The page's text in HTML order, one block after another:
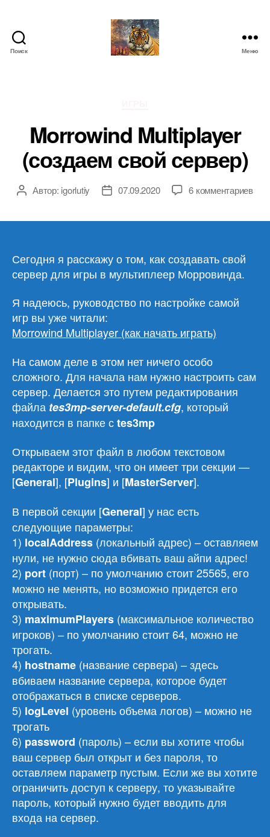
Поиск Меню
Morrowind Multiplayer
(создаем свой сервер)
АвторАвтор: igorlutiy
Дата07.09.2020 6 комментариевк
Сегодня я расскажу о том, как создавать свой
сервер для игры в мультиплеер Морровинда.
Я надеюсь, руководство по настройке самой
игр вы уже читали:
Morrowind Multiplayer (как начать играть)
На самом деле в этом нет ничего особо
сложного. Для начала нам нужно настроить сам
сервер. Делается это путем редактирования
файла tes3mp-server-default.cfg, который
находится в папке сtes3mp
Открываем этот файл в любом текстовом
редакторе и видим, что он имеет три секции —
[General], [Plugins] и [MasterServer].
В первой секции [General] у нас есть
следующие параметры:
1) localAddress (локальный адрес) – оставляем
нули, не нужно сюда вбивать ваш айпи адрес!
2) port (порт) – по умолчанию стоит 25565, его
можно не менять, но возможно придется его
открывать.
3) maximumPlayers (максимальное количество
игроков) – по умолчанию стоит 64, можно не
трогать.
4) hostname (название сервера) – здесь
вбиваем название сервера, которое будет
отображаться в списке серверов.
5) logLevel (уровень объема логов) – можно не
трогать
6) password (пароль) – если вы хотите чтобы
ваш сервер был открыт и без пароля, то
оставляем параметр пустым. Если же вы хотите
ограничить доступ к серверу, то указывайте
пароль, который нужно будет вводить для
входа на сервер.